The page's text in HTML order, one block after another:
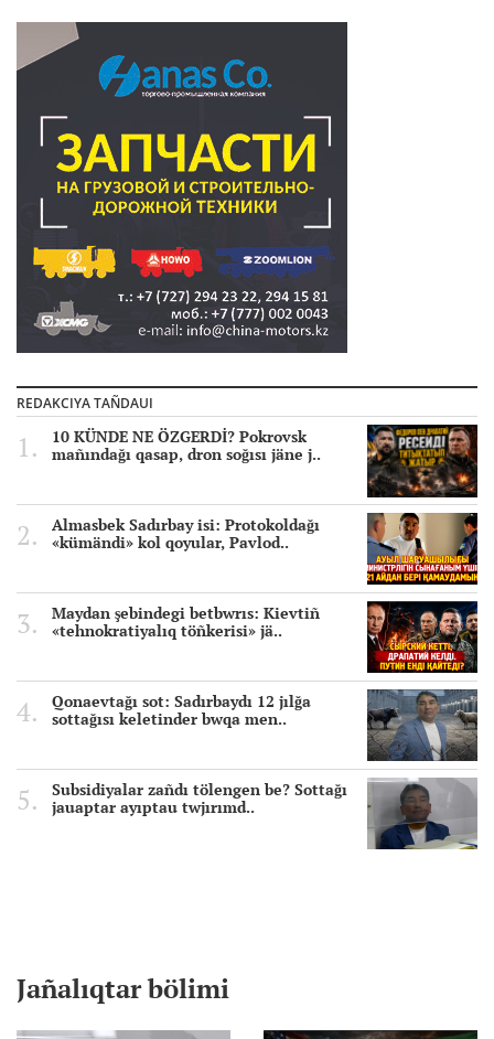
REDAKCIYA TAÑDAUI
10 KÜNDE NE ÖZGERDİ? Pokrovsk
mañındağı qasap, dron soğısı jäne j..
Almasbek Sadırbay isi: Protokoldağı
«kümändi» kol qoyular, Pavlod..
Maydan şebindegi betbwrıs: Kievtiñ
«tehnokratiyalıq töñkerisi» jä..
Qonaevtağı sot: Sadırbaydı 12 jılğa
sottağısı keletinder bwqa men..
Subsidiyalar zañdı tölengen be? Sottağı
jauaptar ayıptau twjırımd..
Jañalıqtar bölimi